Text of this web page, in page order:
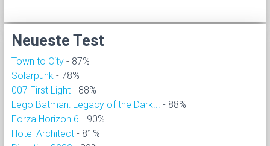
Neueste Test
Town to City - 87%
Solarpunk - 78%
007 First Light - 88%
Lego Batman: Legacy of the Dark...
- 88%
Forza Horizon 6 - 90%
Hotel Architect - 81%